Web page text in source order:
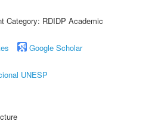
Category: RDIDP Academic
Google Scholar
UNESP